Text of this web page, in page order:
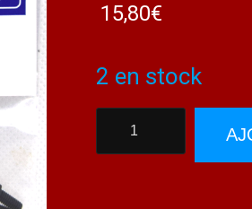
15,80€
2 en stock
quantité
de